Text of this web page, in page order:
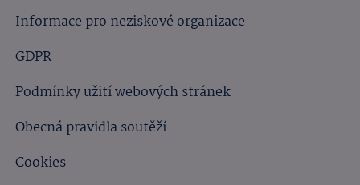
Informace pro neziskové organizace
GDPR
Podmínky užití webových stránek
Obecná pravidla soutěží
Cookies